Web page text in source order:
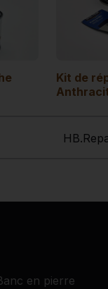
Kit de
en pierre